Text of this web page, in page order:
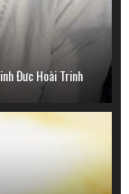
Đưc Hoài Trinh